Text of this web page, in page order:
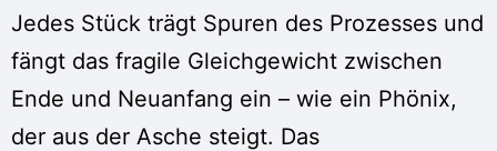
Jedes Stück trägt Spuren des Prozesses und
fängt das fragile Gleichgewicht zwischen
Ende und Neuanfang ein – wie ein Phönix,
der aus der Asche steigt. Das